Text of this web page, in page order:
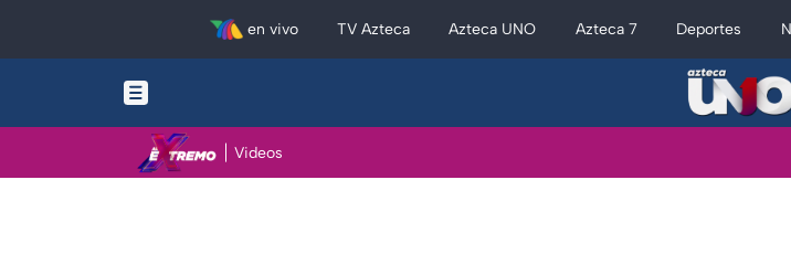
en vivo TV Azteca Azteca UNO Azteca 7 Deportes
Videos